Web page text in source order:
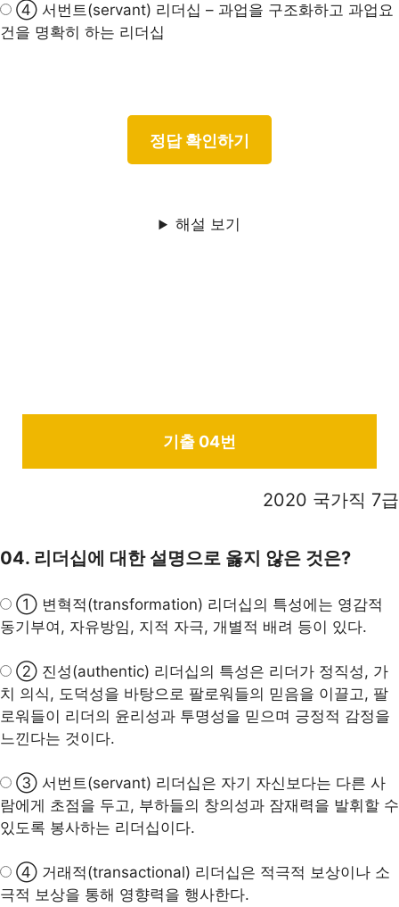
④ 서번트(servant) 리더십 – 과업을 구조화하고 과업요
건을 명확히 하는 리더십
해설 보기
기출 04번
2020 국가직 7급
04. 리더십에 대한 설명으로 옳지 않은 것은?
① 변혁적(transformation) 리더십의 특성에는 영감적
동기부여, 자유방임, 지적 자극, 개별적 배려 등이 있다.
② 진성(authentic) 리더십의 특성은 리더가 정직성, 가
치 의식, 도덕성을 바탕으로 팔로워들의 믿음을 이끌고, 팔
로워들이 리더의 윤리성과 투명성을 믿으며 긍정적 감정을
느낀다는 것이다.
③ 서번트(servant) 리더십은 자기 자신보다는 다른 사
람에게 초점을 두고, 부하들의 창의성과 잠재력을 발휘할 수
있도록 봉사하는 리더십이다.
④ 거래적(transactional) 리더십은 적극적 보상이나 소
극적 보상을 통해 영향력을 행사한다.